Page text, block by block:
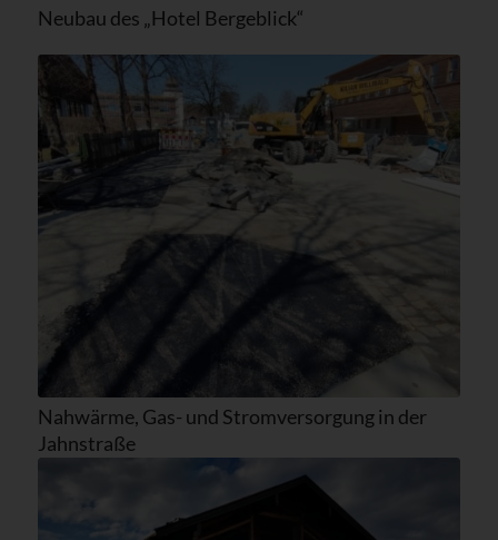
Neubau des „Hotel Bergeblick“
Nahwärme, Gas- und Stromversorgung in der
Jahnstraße